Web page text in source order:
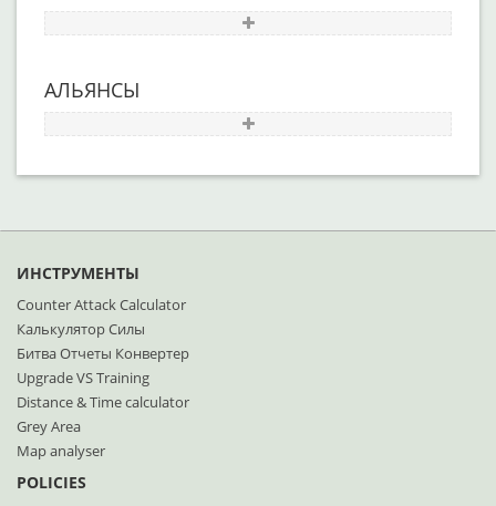
АЛЬЯНСЫ
ИНСТРУМЕНТЫ
Counter Attack Calculator
Калькулятор Силы
Битва Отчеты Конвертер
Upgrade VS Training
Distance & Time calculator
Grey Area
Map analyser
POLICIES